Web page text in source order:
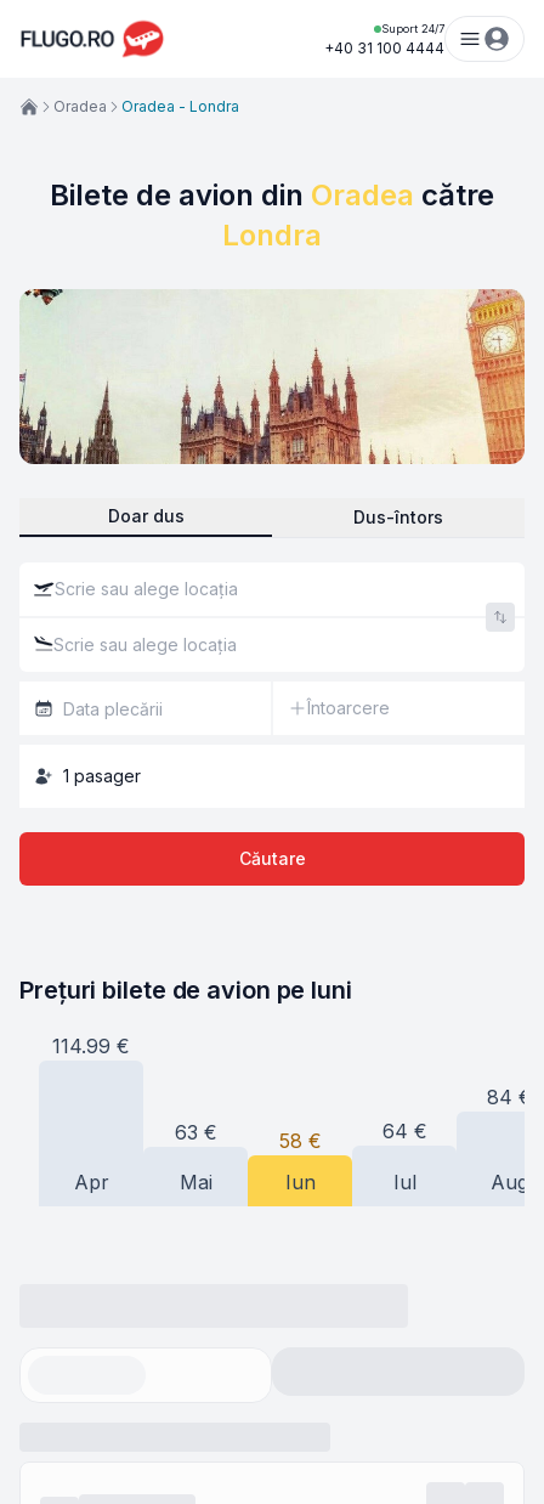
Suport 24/7
+40 31 100 4444
Bilete de avion din Oradea către
Londra
Doar dus Dus-întors
Întoarcere
1 pasager
Căutare
Oradea Oradea - Londra
Prețuri bilete de avion pe luni
114.99 €
Apr
63 €
Mai
58 €
Iun
64 €
Iul
84 €
Aug